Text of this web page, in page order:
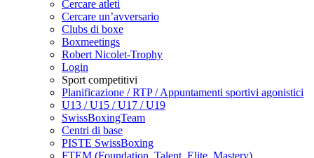
Cercare atleti
Cercare un’avversario
Clubs di boxe
Boxmeetings
Robert Nicolet-Trophy
Login
Sport competitivi
Planificazione / RTP / Appuntamenti sportivi agonistici
U13 / U15 / U17 / U19
SwissBoxingTeam
Centri di base
PISTE SwissBoxing
FTEM (Foundation, Talent, Elite, Mastery)